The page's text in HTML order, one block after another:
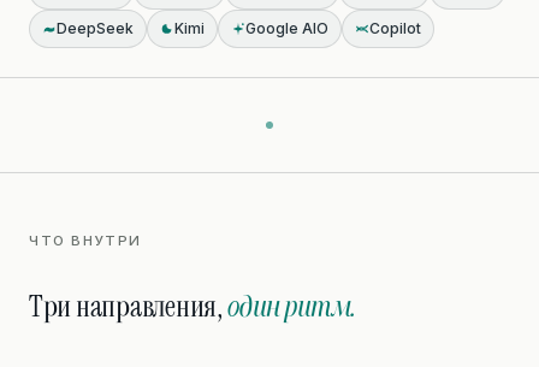
DeepSeek Kimi Google AIO Copilot
ЧТО ВНУТРИ
Три направления,один ритм.